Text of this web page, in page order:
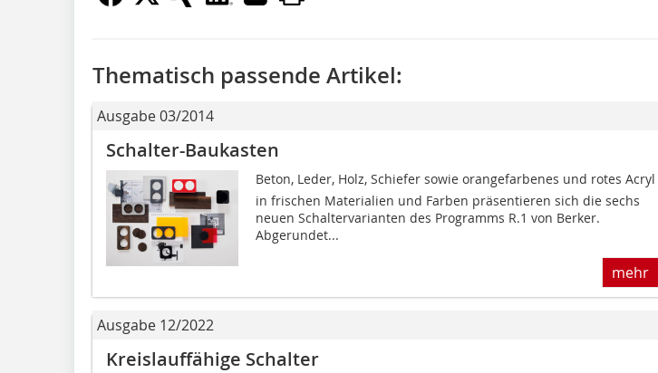
Thematisch passende Artikel:
Ausgabe 03/2014
Schalter-Baukasten
Beton, Leder, Holz, Schiefer sowie orangefarbenes und rotes Acryl 
in frischen Materialien und Farben präsentieren sich die sechs
neuen Schaltervarianten des Programms R.1 von Berker.
Abgerundet...
mehr
Ausgabe 12/2022
Kreislauffähige Schalter